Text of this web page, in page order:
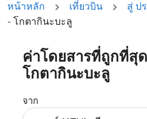
หน้าหลัก เที่ยวบิน สู่ ป
- โกตากินะบะลู
ค่าโดยสารที่ถูกที่สุด
โกตากินะบะลู
จาก
ลองอัปเดตเส้นทางของคุณ (